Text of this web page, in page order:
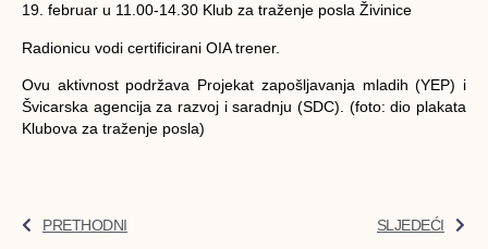
19. februar u 11.00-14.30 Klub za traženje posla Živinice
Radionicu vodi certificirani OIA trener.
Ovu aktivnost podržava Projekat zapošljavanja mladih (YEP) i
Švicarska agencija za razvoj i saradnju (SDC). (foto: dio plakata
Klubova za traženje posla)
PRETHODNI SLJEDEĆI